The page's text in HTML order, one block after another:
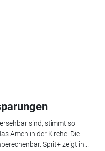
sind, stimmt so
Amen in der Kirche: Die
Sprit+ zeigt in...